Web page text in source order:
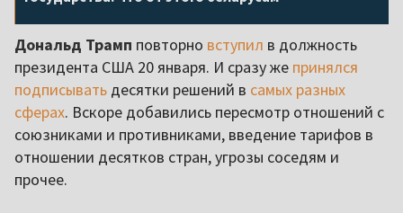
Дональд Трамп повторно вступил в должность
президента США 20 января. И сразу же принялся
подписывать десятки решений в самых разных
сферах. Вскоре добавились пересмотр отношений с
союзниками и противниками, введение тарифов в
отношении десятков стран, угрозы соседям и
прочее.